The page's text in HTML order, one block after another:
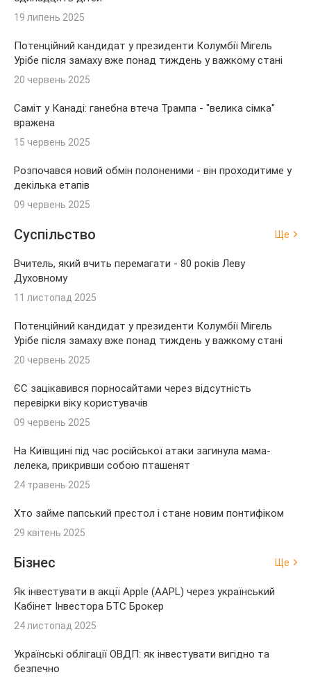
19 липень 2025
Потенційний кандидат у президенти Колумбії Мігель
Урібе після замаху вже понад тиждень у важкому стані
20 червень 2025
Саміт у Канаді: ганебна втеча Трампа - "велика сімка"
вражена
15 червень 2025
Розпочався новий обмін полоненими - він проходитиме у
декілька етапів
09 червень 2025
Суспільство Ще
Вчитель, який вчить перемагати - 80 років Леву
Духовному
11 листопад 2025
Потенційний кандидат у президенти Колумбії Мігель
Урібе після замаху вже понад тиждень у важкому стані
20 червень 2025
ЄС зацікавився порносайтами через відсутність
перевірки віку користувачів
09 червень 2025
На Київщині під час російської атаки загинула мама-
лелека, прикривши собою пташенят
24 травень 2025
Хто займе папський престол і стане новим понтифіком
29 квітень 2025
Бізнес Ще
Як інвестувати в акції Apple (AAPL) через український
Кабінет Інвестора БТС Брокер
24 листопад 2025
Українські облігації ОВДП: як інвестувати вигідно та
безпечно